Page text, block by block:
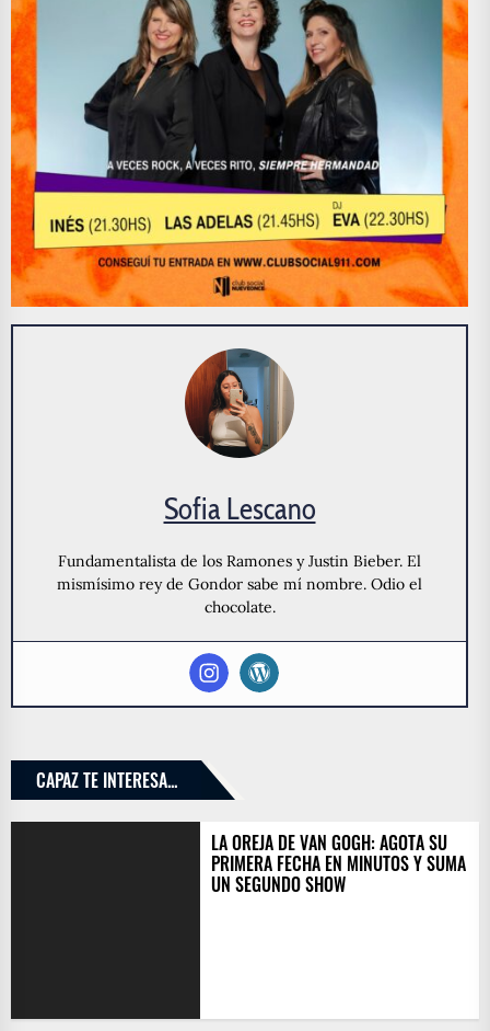
Sofia Lescano
Fundamentalista de los Ramones y Justin Bieber. El
mismísimo rey de Gondor sabe mí nombre. Odio el
chocolate.
CAPAZ TE INTERESA...
LA OREJA DE VAN GOGH: AGOTA SU
PRIMERA FECHA EN MINUTOS Y SUMA
UN SEGUNDO SHOW